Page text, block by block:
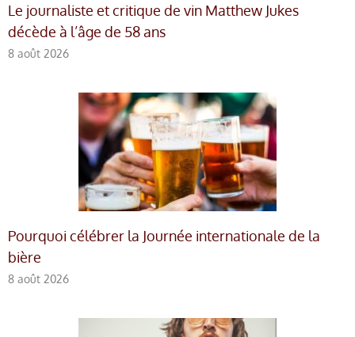
Le journaliste et critique de vin Matthew Jukes
décède à l’âge de 58 ans
8 août 2026
Pourquoi célébrer la Journée internationale de la
bière
8 août 2026